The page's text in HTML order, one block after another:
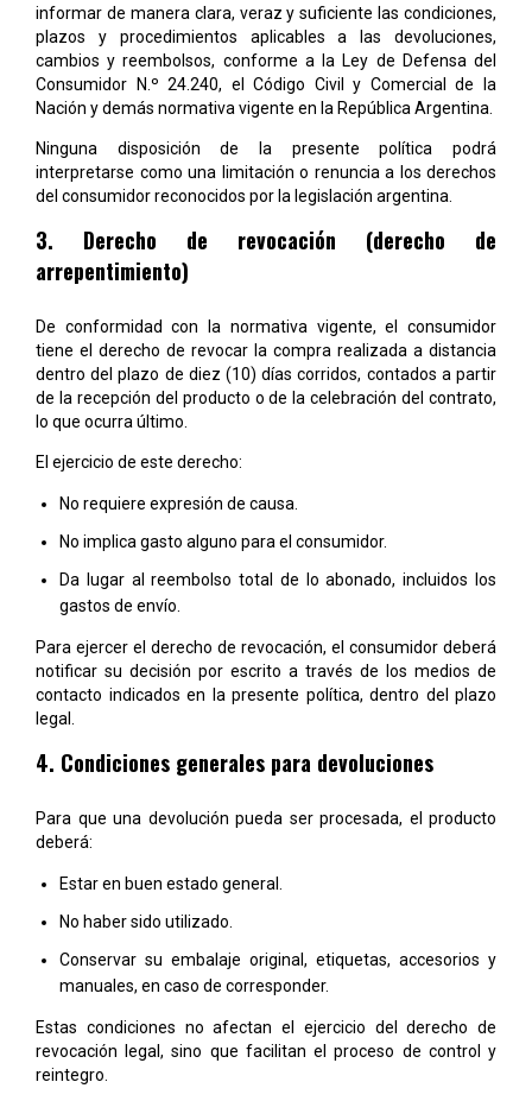
informar de manera clara, veraz y suficiente las condiciones,
plazos y procedimientos aplicables a las devoluciones,
cambios y reembolsos, conforme a la Ley de Defensa del
Consumidor N.º 24.240, el Código Civil y Comercial de la
Nación y demás normativa vigente en la República Argentina.
Ninguna disposición de la presente política podrá
interpretarse como una limitación o renuncia a los derechos
del consumidor reconocidos por la legislación argentina.
3. Derecho de revocación (derecho de
arrepentimiento)
De conformidad con la normativa vigente, el consumidor
tiene el derecho de revocar la compra realizada a distancia
dentro del plazo de diez (10) días corridos, contados a partir
de la recepción del producto o de la celebración del contrato,
lo que ocurra último.
El ejercicio de este derecho:
No requiere expresión de causa.
No implica gasto alguno para el consumidor.
Da lugar al reembolso total de lo abonado, incluidos los
gastos de envío.
Para ejercer el derecho de revocación, el consumidor deberá
notificar su decisión por escrito a través de los medios de
contacto indicados en la presente política, dentro del plazo
legal.
4. Condiciones generales para devoluciones
Para que una devolución pueda ser procesada, el producto
deberá:
Estar en buen estado general.
No haber sido utilizado.
Conservar su embalaje original, etiquetas, accesorios y
manuales, en caso de corresponder.
Estas condiciones no afectan el ejercicio del derecho de
revocación legal, sino que facilitan el proceso de control y
reintegro.